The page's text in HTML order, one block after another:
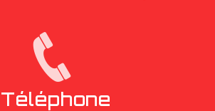
Téléphone